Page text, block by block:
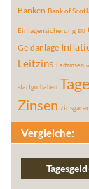
Banken Bank of
Einlagensicherung EU
Geldanlage
Leitzins Leitzinsen
startguthaben
Zinsen
Vergleiche: